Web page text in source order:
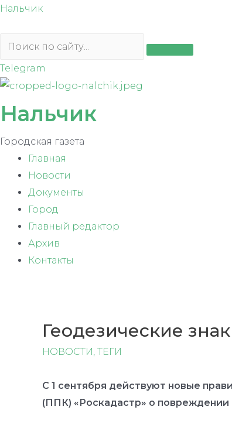
Перейти
содержимому
Нальчик
Telegram
Нальчик
Городская газета
Главная
Новости
Документы
Город
Главный редактор
Архив
Контакты
Геодезические
НОВОСТИ , ТЕГИ
С 1 сентября действуют новые
(ППК) «Роскадастр» о повреждении